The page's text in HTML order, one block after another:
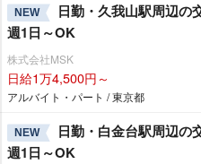
NEW
日勤・久我山駅周辺の
週1日～OK
株式会社MSK
日給1万4,500円～
アルバイト・パート / 東京都
NEW
日勤・白金台駅周辺の
週1日～OK